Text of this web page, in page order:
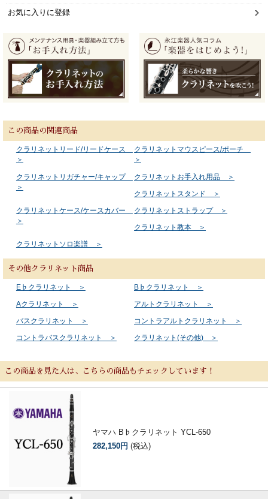
お気に入りに登録
この商品の関連商品
クラリネットリード/リードケース
＞
クラリネットマウスピース/ポーチ
＞
クラリネットリガチャー/キャップ
＞
クラリネットお手入れ用品 ＞
クラリネットスタンド ＞
クラリネットケース/ケースカバー
＞
クラリネットストラップ ＞
クラリネット教本 ＞
クラリネットソロ楽譜 ＞
その他クラリネット商品
E♭クラリネット ＞
B♭クラリネット ＞
Aクラリネット ＞
アルトクラリネット ＞
バスクラリネット ＞
コントラアルトクラリネット ＞
コントラバスクラリネット ＞
クラリネット(その他) ＞
この商品を見た人は、こちらの商品もチェックしています！
ヤマハ B♭クラリネット YCL-650
282,150円 (税込)